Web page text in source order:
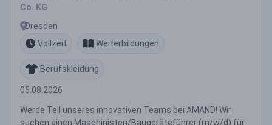
Co. KG
Dresden
Vollzeit
Weiterbildungen
Berufskleidung
05.08.2026
Werde Teil unseres innovativen Teams bei AMAND! Wir
suchen einen Maschinisten/Baugeräteführer (m/w/d) für